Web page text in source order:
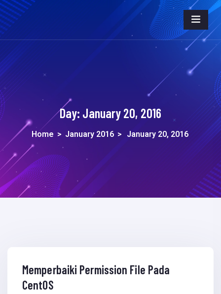
Day: January 20, 2016
Home > January 2016 > January 20, 2016
January 20, 2016
Memperbaiki Permission File Pada
CentOS